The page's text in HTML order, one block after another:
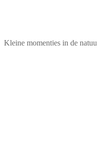
Kleine momentjes in de